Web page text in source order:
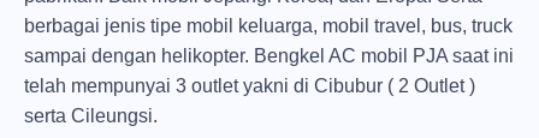
berbagai jenis tipe mobil keluarga, mobil travel, bus, truck
sampai dengan helikopter. Bengkel AC mobil PJA saat ini
telah mempunyai 3 outlet yakni di Cibubur ( 2 Outlet )
serta Cileungsi.